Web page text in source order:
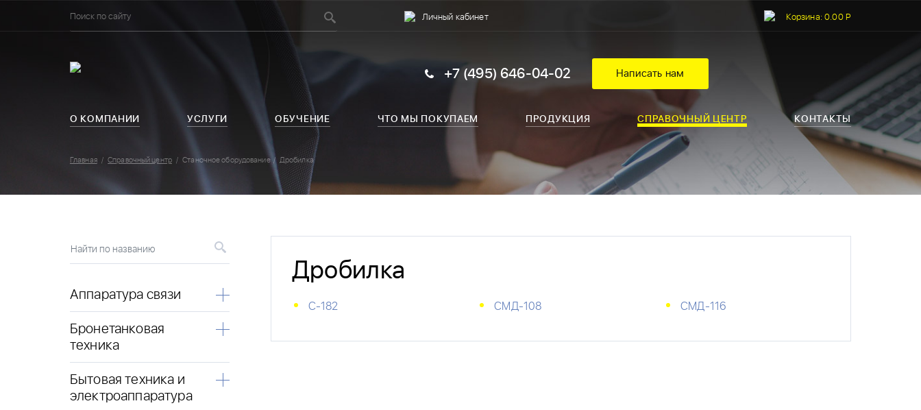
Личный кабинет Корзина: 0.00 Р
+7 (495) 646-04-02 Написать нам
О КОМПАНИИ УСЛУГИ ОБУЧЕНИЕ ЧТО МЫ ПОКУПАЕМ ПРОДУКЦИЯ СПРАВОЧНЫЙ ЦЕНТР КОНТАКТЫ
Главная Справочный центр Станочное оборудование Дробилка
Найти по названию
Аппаратура связи
Бронетанковая
техника
Бытовая техника и
электроаппаратура
Дробилка
С-182 СМД-108 СМД-116